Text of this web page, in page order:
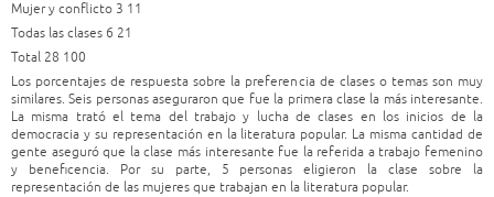
Mujer y conflicto 3 11
Todas las clases 6 21
Total 28 100
Los porcentajes de respuesta sobre la preferencia de clases o temas son muy
similares. Seis personas aseguraron que fue la primera clase la más interesante.
La misma trató el tema del trabajo y lucha de clases en los inicios de la
democracia y su representación en la literatura popular. La misma cantidad de
gente aseguró que la clase más interesante fue la referida a trabajo femenino
y beneficencia. Por su parte, 5 personas eligieron la clase sobre la
representación de las mujeres que trabajan en la literatura popular.